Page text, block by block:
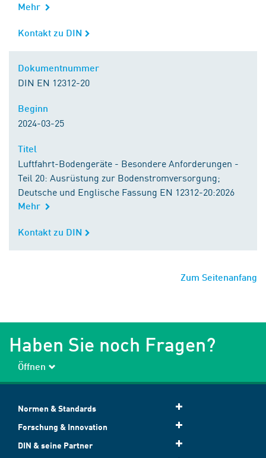
Mehr
Kontakt zu DIN
Kontakt zu DIN
Dokumentnummer
DIN EN 12312-20
Beginn
2024-03-25
Titel
Luftfahrt-Bodengeräte - Besondere Anforderungen -
Teil 20: Ausrüstung zur Bodenstromversorgung;
Deutsche und Englische Fassung EN 12312-20:2026
Mehr
Kontakt zu DIN
Kontakt zu DIN
Zum Seitenanfang
Haben Sie noch Fragen?
Öffnen
Normen & Standards
Forschung & Innovation
DIN & seine Partner